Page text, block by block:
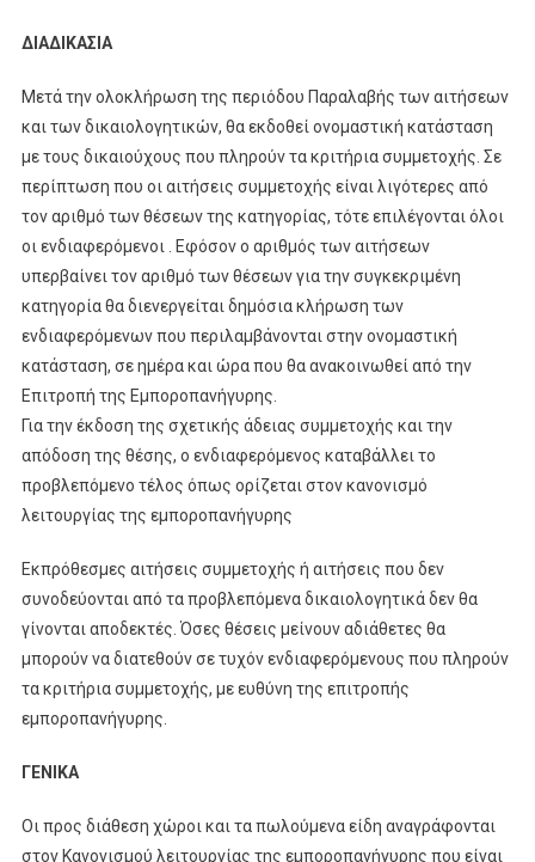
ΔΙΑΔΙΚΑΣΙΑ
Μετά την ολοκλήρωση της περιόδου Παραλαβής των αιτήσεων
και των δικαιολογητικών, θα εκδοθεί ονομαστική κατάσταση
με τους δικαιούχους που πληρούν τα κριτήρια συμμετοχής. Σε
περίπτωση που οι αιτήσεις συμμετοχής είναι λιγότερες από
τον αριθμό των θέσεων της κατηγορίας, τότε επιλέγονται όλοι
οι ενδιαφερόμενοι . Εφόσον ο αριθμός των αιτήσεων
υπερβαίνει τον αριθμό των θέσεων για την συγκεκριμένη
κατηγορία θα διενεργείται δημόσια κλήρωση των
ενδιαφερόμενων που περιλαμβάνονται στην ονομαστική
κατάσταση, σε ημέρα και ώρα που θα ανακοινωθεί από την
Επιτροπή της Εμποροπανήγυρης.
Για την έκδοση της σχετικής άδειας συμμετοχής και την
απόδοση της θέσης, ο ενδιαφερόμενος καταβάλλει το
προβλεπόμενο τέλος όπως ορίζεται στον κανονισμό
λειτουργίας της εμποροπανήγυρης
Εκπρόθεσμες αιτήσεις συμμετοχής ή αιτήσεις που δεν
συνοδεύονται από τα προβλεπόμενα δικαιολογητικά δεν θα
γίνονται αποδεκτές. Όσες θέσεις μείνουν αδιάθετες θα
μπορούν να διατεθούν σε τυχόν ενδιαφερόμενους που πληρούν
τα κριτήρια συμμετοχής, με ευθύνη της επιτροπής
εμποροπανήγυρης.
ΓΕΝΙΚΑ
Οι προς διάθεση χώροι και τα πωλούμενα είδη αναγράφονται
στον Κανονισμού λειτουργίας της εμποροπανήγυρης που είναι